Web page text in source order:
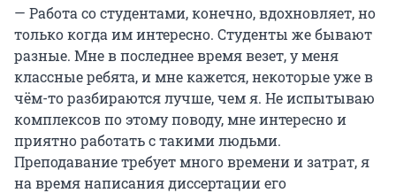
— Работа со студентами, конечно, вдохновляет, но
только когда им интересно. Студенты же бывают
разные. Мне в последнее время везет, у меня
классные ребята, и мне кажется, некоторые уже в
чём-то разбираются лучше, чем я. Не испытываю
комплексов по этому поводу, мне интересно и
приятно работать с такими людьми.
Преподавание требует много времени и затрат, я
на время написания диссертации его